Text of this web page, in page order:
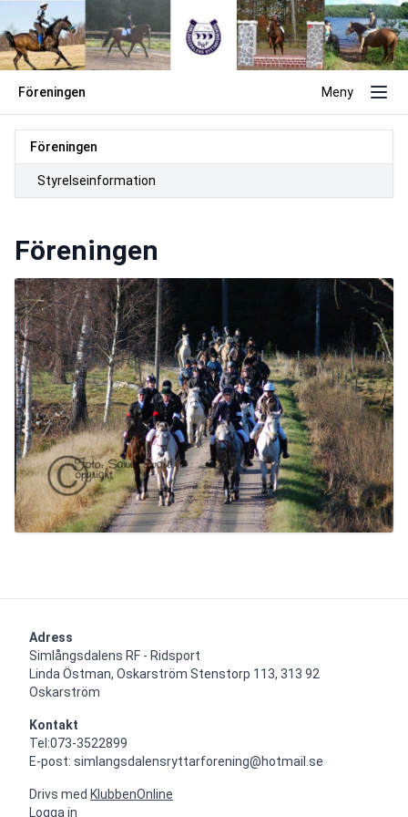
Föreningen Meny
Föreningen
Styrelseinformation
Föreningen
Adress
Simlångsdalens RF - Ridsport
Linda Östman, Oskarström Stenstorp 113, 313 92
Oskarström
Kontakt
Tel:073-3522899
E-post: simlangsdalensryttarforening@hotmail.se
Drivs med KlubbenOnline
Logga in